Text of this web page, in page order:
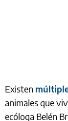
Existen
animales que
ecóloga Belén